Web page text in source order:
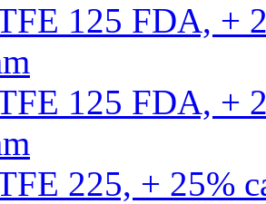
125 FDA, +
125 FDA, +
225, + 25%